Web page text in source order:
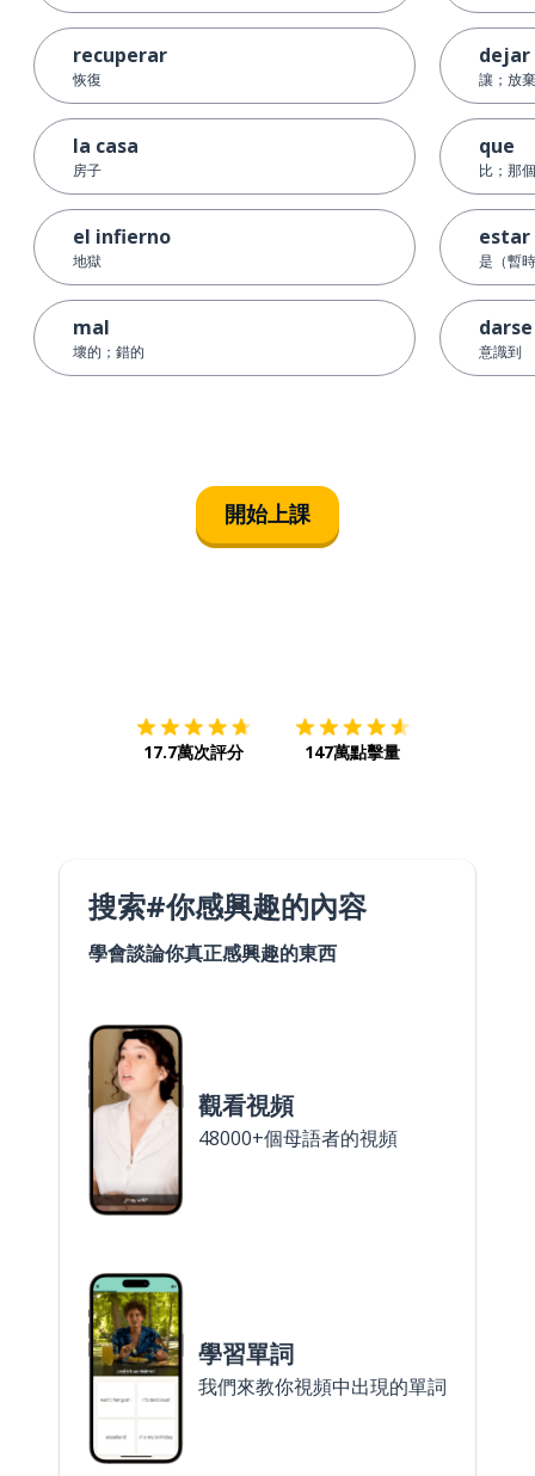
recuperar
恢復
la casa
房子
el infierno
地獄
mal
壞的；錯的
dejar
讓；放
que
比；那
estar
是（暫
意識到
開始上課
17.7萬次評分 147萬點擊量
搜索#你感興趣的內容
學會談論你真正感興趣的東西
觀看視頻
48000+個母語者的視頻
學習單詞
我們來教你視頻中出現的單詞